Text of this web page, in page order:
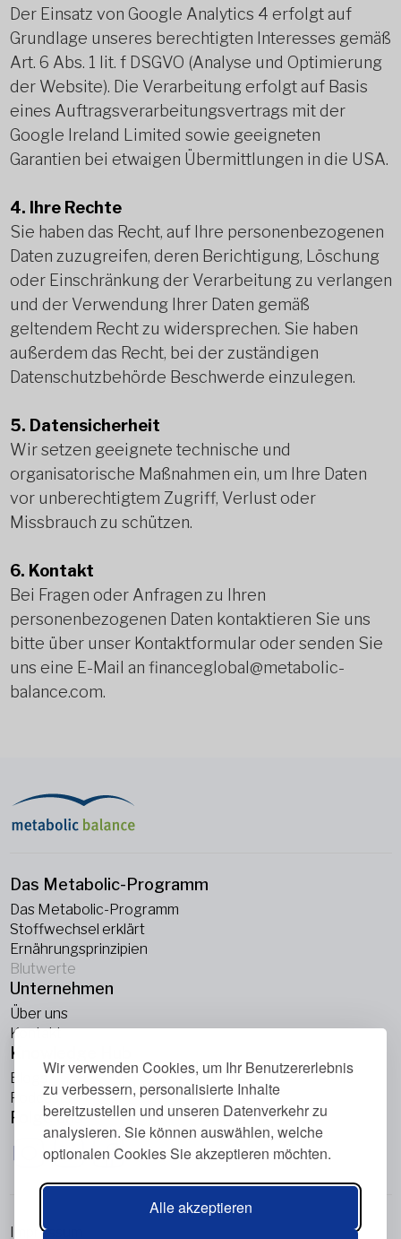
Wir verwenden Cookies, um Ihr Benutzererlebnis
zu verbessern, personalisierte Inhalte
bereitzustellen und unseren Datenverkehr zu
analysieren. Sie können auswählen, welche
optionalen Cookies Sie akzeptieren möchten.
Alle akzeptieren
Der Einsatz von Google Analytics 4 erfolgt auf
Grundlage unseres berechtigten Interesses gemäß
Art. 6 Abs. 1 lit. f DSGVO (Analyse und Optimierung
der Website). Die Verarbeitung erfolgt auf Basis
eines Auftragsverarbeitungsvertrags mit der
Google Ireland Limited sowie geeigneten
Garantien bei etwaigen Übermittlungen in die USA.
4. Ihre Rechte
Sie haben das Recht, auf Ihre personenbezogenen
Daten zuzugreifen, deren Berichtigung, Löschung
oder Einschränkung der Verarbeitung zu verlangen
und der Verwendung Ihrer Daten gemäß
geltendem Recht zu widersprechen. Sie haben
außerdem das Recht, bei der zuständigen
Datenschutzbehörde Beschwerde einzulegen.
5. Datensicherheit
Wir setzen geeignete technische und
organisatorische Maßnahmen ein, um Ihre Daten
vor unberechtigtem Zugriff, Verlust oder
Missbrauch zu schützen.
6. Kontakt
Bei Fragen oder Anfragen zu Ihren
personenbezogenen Daten kontaktieren Sie uns
bitte über unser Kontaktformular oder senden Sie
uns eine E-Mail an financeglobal@metabolic-
balance.com.
Das Metabolic-Programm
Das Metabolic-Programm
Stoffwechsel erklärt
Ernährungsprinzipien
Blutwerte
Unternehmen
Über uns
Kontakt
Knowledge Hub
Blogs
Podcasts
Folge uns
Impressum